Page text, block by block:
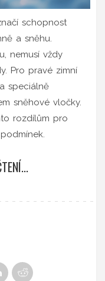
schopnost
a sněhu.
nemusí vždy
Pro pravé zimní
speciálně
sněhové vločky.
rozdílům pro